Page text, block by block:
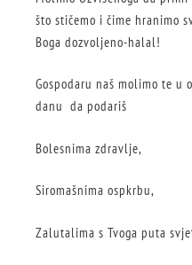
što stičemo i čime hranimo
Boga dozvoljeno-halal!
Gospodaru naš molimo te u
danu da podariš
Bolesnima zdravlje,
Siromašnima ospkrbu,
Zalutalima s Tvoga puta